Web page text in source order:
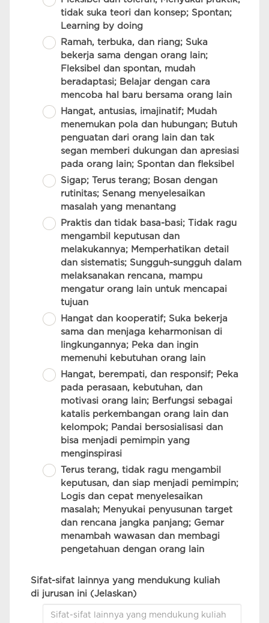
tidak suka teori dan konsep; Spontan;
Learning by doing
Ramah, terbuka, dan riang; Suka
bekerja sama dengan orang lain;
Fleksibel dan spontan, mudah
beradaptasi; Belajar dengan cara
mencoba hal baru bersama orang lain
Hangat, antusias, imajinatif; Mudah
menemukan pola dan hubungan; Butuh
penguatan dari orang lain dan tak
segan memberi dukungan dan apresiasi
pada orang lain; Spontan dan fleksibel
Sigap; Terus terang; Bosan dengan
rutinitas; Senang menyelesaikan
masalah yang menantang
Praktis dan tidak basa-basi; Tidak ragu
mengambil keputusan dan
melakukannya; Memperhatikan detail
dan sistematis; Sungguh-sungguh dalam
melaksanakan rencana, mampu
mengatur orang lain untuk mencapai
tujuan
Hangat dan kooperatif; Suka bekerja
sama dan menjaga keharmonisan di
lingkungannya; Peka dan ingin
memenuhi kebutuhan orang lain
Hangat, berempati, dan responsif; Peka
pada perasaan, kebutuhan, dan
motivasi orang lain; Berfungsi sebagai
katalis perkembangan orang lain dan
kelompok; Pandai bersosialisasi dan
bisa menjadi pemimpin yang
menginspirasi
Terus terang, tidak ragu mengambil
keputusan, dan siap menjadi pemimpin;
Logis dan cepat menyelesaikan
masalah; Menyukai penyusunan target
dan rencana jangka panjang; Gemar
menambah wawasan dan membagi
pengetahuan dengan orang lain
Sifat-sifat lainnya yang mendukung kuliah
di jurusan ini (Jelaskan)